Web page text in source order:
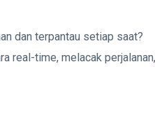
dan terpantau setiap saat?
real-time, melacak perjalanan,